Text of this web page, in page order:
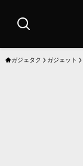
ガジェタク ガジェット